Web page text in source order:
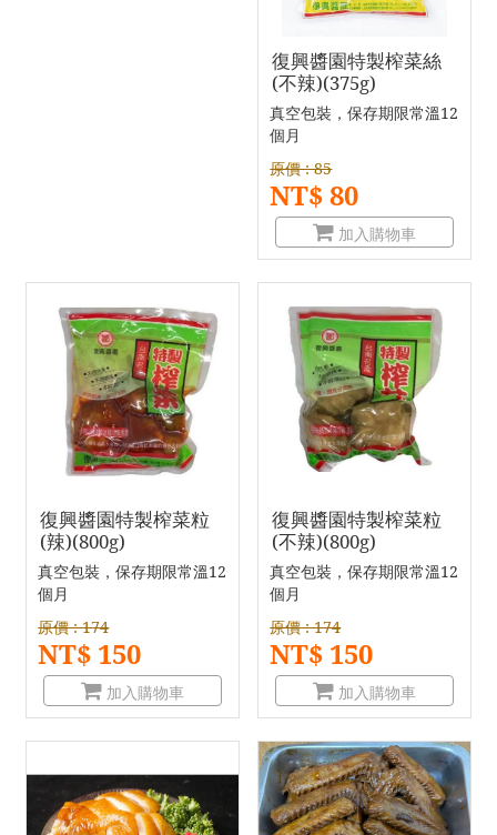
復興醬園特製榨菜絲
(不辣)(375g)
真空包裝，保存期限常溫12
個月
原價 : 85
NT$ 80
加入購物車
復興醬園特製榨菜粒
(辣)(800g)
真空包裝，保存期限常溫12
個月
原價 : 174
NT$ 150
加入購物車
復興醬園特製榨菜粒
(不辣)(800g)
真空包裝，保存期限常溫12
個月
原價 : 174
NT$ 150
加入購物車